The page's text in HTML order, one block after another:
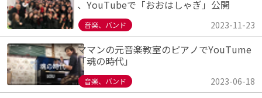
、YouTubeで「おおはしゃぎ」公開
音楽、バンド 2023-11-23
ママンの元音楽教室のピアノでYouTume
「魂の時代」
音楽、バンド 2023-06-18